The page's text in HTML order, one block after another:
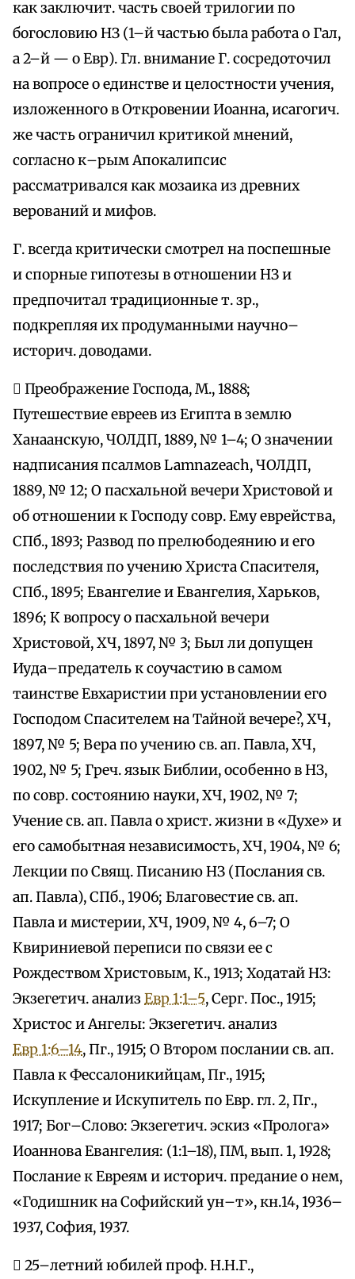
как заключит. часть своей трилогии по
богословию НЗ (1–й частью была работа о Гал,
а 2–й — о Евр). Гл. внимание Г. сосредоточил
на вопросе о единстве и целостности учения,
изложенного в Откровении Иоанна, исагогич.
же часть ограничил критикой мнений,
согласно к–рым Апокалипсис
рассматривался как мозаика из древних
верований и мифов.
Г. всегда критически смотрел на поспешные
и спорные гипотезы в отношении НЗ и
предпочитал традиционные т. зр.,
подкрепляя их продуманными научно–
историч. доводами.
 Преображение Господа, М., 1888;
Путешествие евреев из Египта в землю
Ханаанскую, ЧОЛДП, 1889, № 1–4; О значении
надписания псалмов Lamnazeach, ЧОЛДП,
1889, № 12; О пасхальной вечери Христовой и
об отношении к Господу совр. Ему еврейства,
СПб., 1893; Развод по прелюбодеянию и его
последствия по учению Христа Спасителя,
СПб., 1895; Евангелие и Евангелия, Харьков,
1896; К вопросу о пасхальной вечери
Христовой, ХЧ, 1897, № 3; Был ли допущен
Иуда–предатель к соучастию в самом
таинстве Евхаристии при установлении его
Господом Спасителем на Тайной вечере?, ХЧ,
1897, № 5; Вера по учению св. ап. Павла, ХЧ,
1902, № 5; Греч. язык Библии, особенно в НЗ,
по совр. состоянию науки, ХЧ, 1902, № 7;
Учение св. ап. Павла о христ. жизни в «Духе» и
его самобытная независимость, ХЧ, 1904, № 6;
Лекции по Свящ. Писанию НЗ (Послания св.
ап. Павла), СПб., 1906; Благовестие св. ап.
Павла и мистерии, ХЧ, 1909, № 4, 6–7; О
Квириниевой переписи по связи ее с
Рождеством Христовым, К., 1913; Ходатай НЗ:
Экзегетич. анализ Евр 1:1–5, Серг. Пос., 1915;
Христос и Ангелы: Экзегетич. анализ
Евр 1:6–14, Пг., 1915; О Втором послании св. ап.
Павла к Фессалоникийцам, Пг., 1915;
Искупление и Искупитель по Евр. гл. 2, Пг.,
1917; Бог–Слово: Экзегетич. эскиз «Пролога»
Иоаннова Евангелия: (1:1–18), ПМ, вып. 1, 1928;
Послание к Евреям и историч. предание о нем,
«Годишник на Софийский ун–т», кн.14, 1936–
1937, София, 1937.
 25–летний юбилей проф. Н.Н.Г.,